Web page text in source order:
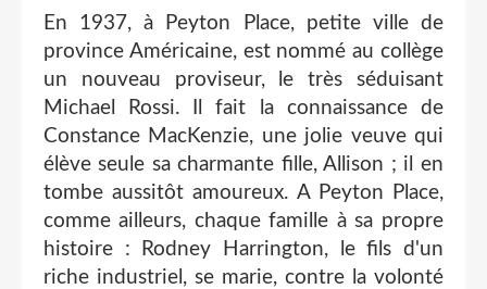
En 1937, à Peyton Place, petite ville de
province Américaine, est nommé au collège
un nouveau proviseur, le très séduisant
Michael Rossi. Il fait la connaissance de
Constance MacKenzie, une jolie veuve qui
élève seule sa charmante fille, Allison ; il en
tombe aussitôt amoureux. A Peyton Place,
comme ailleurs, chaque famille à sa propre
histoire : Rodney Harrington, le fils d'un
riche industriel, se marie, contre la volonté